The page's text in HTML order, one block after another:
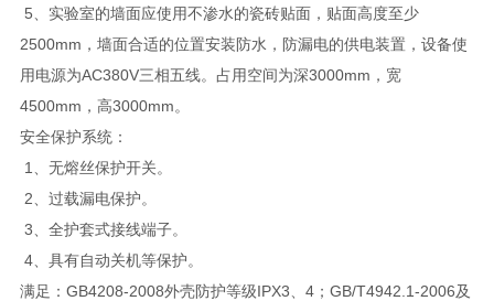
5、实验室的墙面应使用不渗水的瓷砖贴面，贴面高度至少
2500mm，墙面合适的位置安装防水，防漏电的供电装置，设备使
用电源为AC380V三相五线。占用空间为深3000mm，宽
4500mm，高3000mm。
安全保护系统：
1、无熔丝保护开关。
2、过载漏电保护。
3、全护套式接线端子。
4、具有自动关机等保护。
满足：GB4208-2008外壳防护等级IPX3、4；GB/T4942.1-2006及